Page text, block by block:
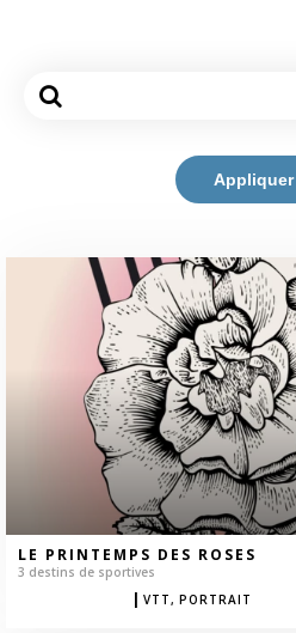
Appliquer
LE PRINTEMPS DES ROSES
3 destins de sportives
| VTT, PORTRAIT